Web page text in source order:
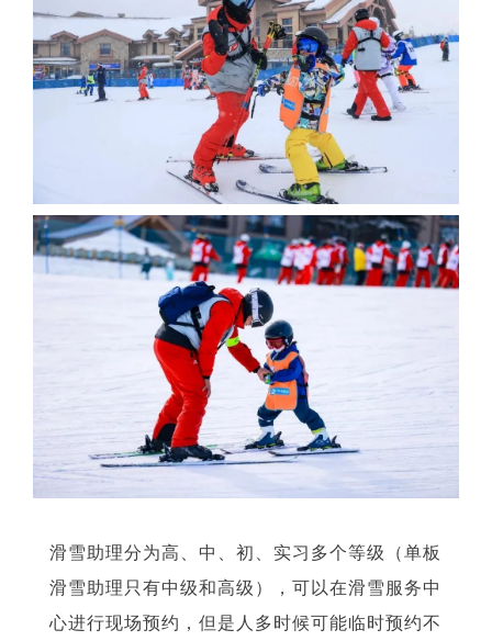
滑雪助理分为高、中、初、实习多个等级（单板
滑雪助理只有中级和高级），可以在滑雪服务中
心进行现场预约，但是人多时候可能临时预约不